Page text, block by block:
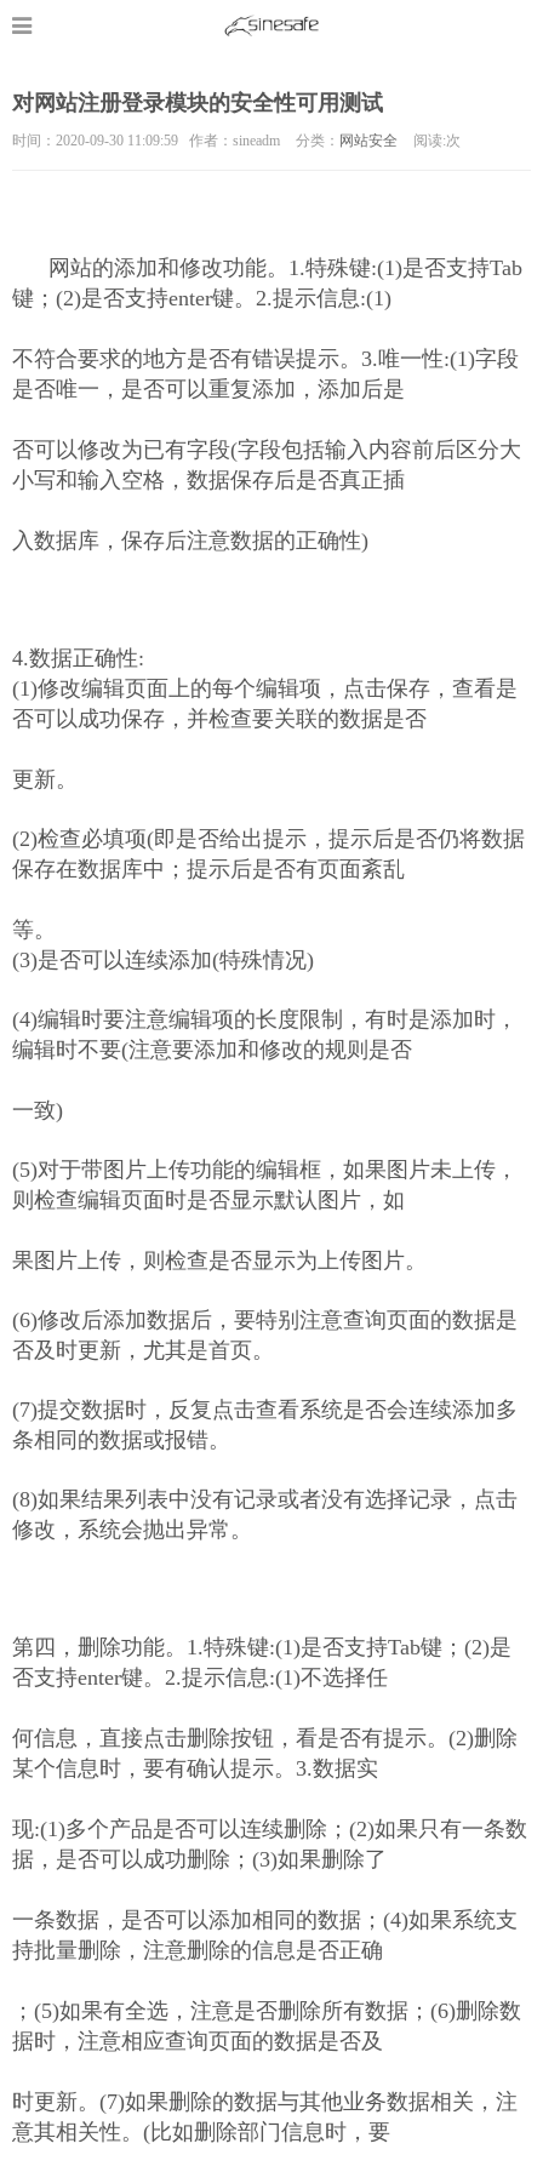
对网站注册登录模块的安全性可用测试
时间：2020-09-30 11:09:59 作者：sineadm 分类： 网站安全 阅读:次
网站的添加和修改功能。1.特殊键:(1)是否支持Tab
键；(2)是否支持enter键。2.提示信息:(1)
不符合要求的地方是否有错误提示。3.唯一性:(1)字段
是否唯一，是否可以重复添加，添加后是
否可以修改为已有字段(字段包括输入内容前后区分大
小写和输入空格，数据保存后是否真正插
入数据库，保存后注意数据的正确性)
4.数据正确性:
(1)修改编辑页面上的每个编辑项，点击保存，查看是
否可以成功保存，并检查要关联的数据是否
更新。
(2)检查必填项(即是否给出提示，提示后是否仍将数据
保存在数据库中；提示后是否有页面紊乱
等。
(3)是否可以连续添加(特殊情况)
(4)编辑时要注意编辑项的长度限制，有时是添加时，
编辑时不要(注意要添加和修改的规则是否
一致)
(5)对于带图片上传功能的编辑框，如果图片未上传，
则检查编辑页面时是否显示默认图片，如
果图片上传，则检查是否显示为上传图片。
(6)修改后添加数据后，要特别注意查询页面的数据是
否及时更新，尤其是首页。
(7)提交数据时，反复点击查看系统是否会连续添加多
条相同的数据或报错。
(8)如果结果列表中没有记录或者没有选择记录，点击
修改，系统会抛出异常。
第四，删除功能。1.特殊键:(1)是否支持Tab键；(2)是
否支持enter键。2.提示信息:(1)不选择任
何信息，直接点击删除按钮，看是否有提示。(2)删除
某个信息时，要有确认提示。3.数据实
现:(1)多个产品是否可以连续删除；(2)如果只有一条数
据，是否可以成功删除；(3)如果删除了
一条数据，是否可以添加相同的数据；(4)如果系统支
持批量删除，注意删除的信息是否正确
；(5)如果有全选，注意是否删除所有数据；(6)删除数
据时，注意相应查询页面的数据是否及
时更新。(7)如果删除的数据与其他业务数据相关，注
意其相关性。(比如删除部门信息时，要